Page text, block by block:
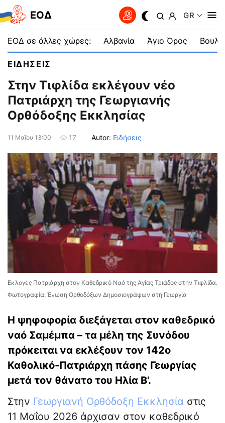
EOΔ GR
ΕΟΔ σε άλλες χώρες: Αλβανία Άγιο Όρος
ΕΙΔΗΣΕΙΣ
Στην Τιφλίδα εκλέγουν νέο
Πατριάρχη της Γεωργιανής
Ορθόδοξης Εκκλησίας
11 Μαΐου 13:00 17 Autor: Ειδήσεις
Εκλογές Πατριάρχη στον Καθεδρικό Ναό της Αγίας Τριάδος στην Τιφλίδα.
Φωτογραφία: Ένωση Ορθοδόξων Δημοσιογράφων στη Γεωργία
Η ψηφοφορία διεξάγεται στον καθεδρικό
ναό Σαμέμπα – τα μέλη της Συνόδου
πρόκειται να εκλέξουν τον 142ο
Καθολικό-Πατριάρχη πάσης Γεωργίας
μετά τον θάνατο του Ηλία Β'.
Στην Γεωργιανή Ορθόδοξη Εκκλησία στις
11 Μαΐου 2026 άρχισαν στον καθεδρικό